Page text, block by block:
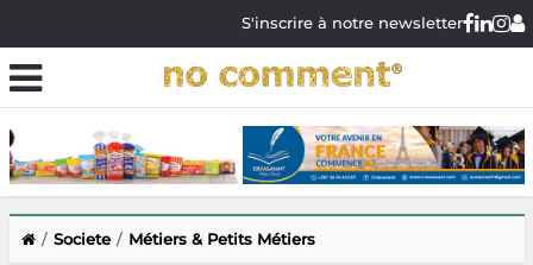
S'inscrire à notre newsletter
Societe Métiers & Petits Métiers